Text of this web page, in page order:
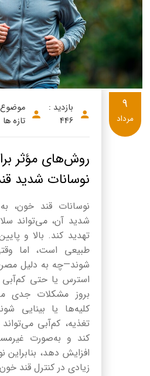
بازدید :
446
تازه ها
روش‌های مؤثر
نوسانات شدید
نوسانات قند خون،
شدید آن، می‌تواند
تهدید کند. بالا و
طبیعی است، اما
شوند—چه به دلیل
استرس یا حتی کم‌آبی
بروز مشکلات جدی
کلیه‌ها یا بینایی
تغذیه، کم‌آبی
کند و به‌صورت
افزایش دهد،
زیادی در کنترل قند
9
مرداد